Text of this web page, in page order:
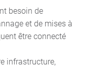
besoin de
et de mises à
être connecté
infrastructure,